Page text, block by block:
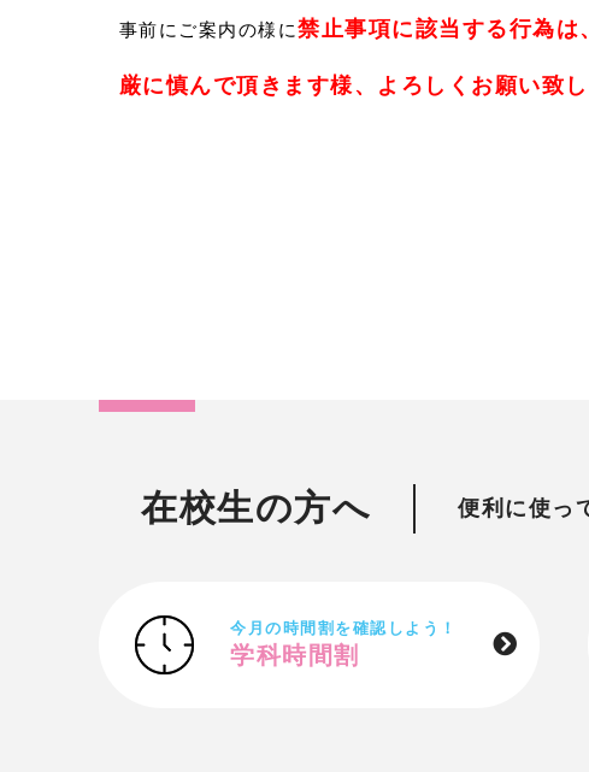
事前にご案内の様に禁止事項に該当する行為は
厳に慎んで頂きます様、よろしくお願い致し
在校生の方へ 便利に使っ
今月の時間割を確認しよう！
学科時間割